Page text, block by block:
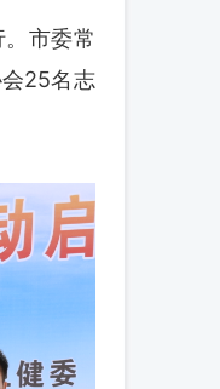
市委常
25名志